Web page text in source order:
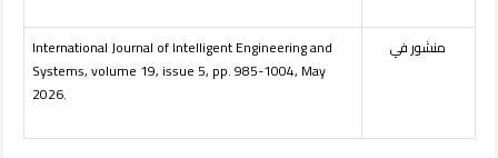
منشور في
International Journal of Intelligent Engineering and
Systems, volume 19, issue 5, pp. 985-1004, May
2026.